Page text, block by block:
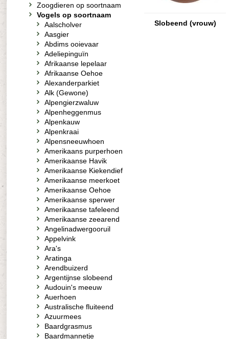
Slobeend (vrouw)
Zoogdieren op soortnaam
Vogels op soortnaam
Aalscholver
Aasgier
Abdims ooievaar
Adeliepinguïn
Afrikaanse lepelaar
Afrikaanse Oehoe
Alexanderparkiet
Alk (Gewone)
Alpengierzwaluw
Alpenheggenmus
Alpenkauw
Alpenkraai
Alpensneeuwhoen
Amerikaans purperhoen
Amerikaanse Havik
Amerikaanse Kiekendief
Amerikaanse meerkoet
Amerikaanse Oehoe
Amerikaanse sperwer
Amerikaanse tafeleend
Amerikaanse zeearend
Angelinadwergooruil
Appelvink
Ara's
Aratinga
Arendbuizerd
Argentijnse slobeend
Audouin's meeuw
Auerhoen
Australische fluiteend
Azuurmees
Baardgrasmus
Baardmannetje